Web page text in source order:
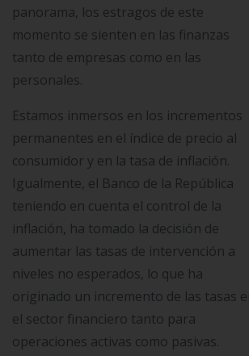
panorama, los estragos de este
momento se sienten en las finanzas
tanto de empresas como en las
personales.
Estamos inmersos en los incrementos
permanentes en el índice de precio al
consumidor y en la tasa de inflación.
Igualmente, el Banco de la República
teniendo en cuenta el control de la
inflación, ha tomado la decisión de
aumentar las tasas de intervención a
niveles no esperados, lo que ha
originado un incremento de las tasas
el sector financiero tanto para
operaciones activas como pasivas.